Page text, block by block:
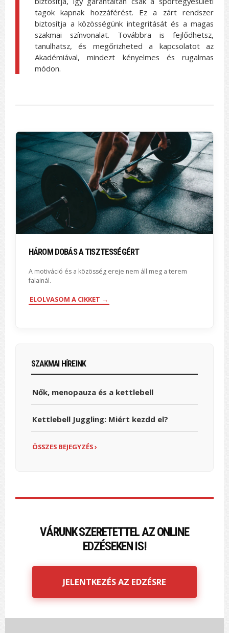
tagok kapnak hozzáférést. Ez a zárt rendszer
biztosítja a közösségünk integritását és a magas
szakmai színvonalat. Továbbra is fejlődhetsz,
tanulhatsz, és megőrizheted a kapcsolatot az
Akadémiával, mindezt kényelmes és rugalmas
módon.
HÁROM DOBÁS A TISZTESSÉGÉRT
A motiváció és a közösség ereje nem áll meg a terem
falainál.
ELOLVASOM A CIKKET →
SZAKMAI HÍREINK
Nők, menopauza és a kettlebell
Kettlebell Juggling: Miért kezdd el?
ÖSSZES BEJEGYZÉS ›
VÁRUNK SZERETETTEL AZ ONLINE
EDZÉSEKEN IS!
JELENTKEZÉS AZ EDZÉSRE